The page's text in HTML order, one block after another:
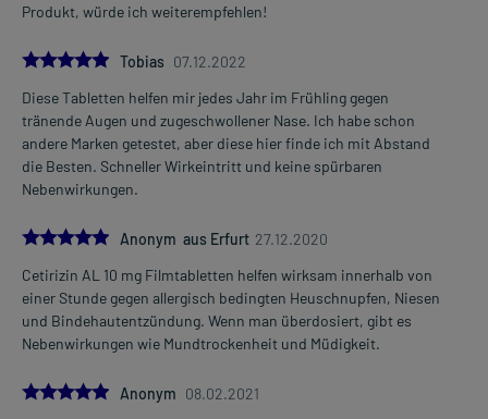
Art der Anwendung?
Wasser) ein.
Dauer der Anwendung?
Die Anwendungsdauer richtet sich nach der Art der Beschwerden
und/oder dem Verlauf der Erkrankung. Fragen Sie dazu im
Zweifelsfalle Ihren Arzt oder Apotheker.
Bei einer Überdosierung kann es unter anderem zu Durchfall,
Schwindel, Schläfrigkeit und erhöhter Herzfrequenz kommen.
Setzen Sie sich bei dem Verdacht auf eine Überdosierung
umgehend mit einem Arzt in Verbindung.
Einnahme vergessen?
Setzen Sie die Einnahme zum nächsten vorgeschriebenen
Zeitpunkt ganz normal (also nicht mit der doppelten Menge) fort.
Produkt, würde ich weiterempfehlen!
5.0
Tobias 07.12.2022
Diese Tabletten helfen mir jedes Jahr im Frühling gegen
tränende Augen und zugeschwollener Nase. Ich habe schon
andere Marken getestet, aber diese hier finde ich mit Abstand
die Besten. Schneller Wirkeintritt und keine spürbaren
Nebenwirkungen.
5.0Anonym aus Erfurt 27.12.2020
Cetirizin AL 10 mg Filmtabletten helfen wirksam innerhalb von
einer Stunde gegen allergisch bedingten Heuschnupfen, Niesen
und Bindehautentzündung. Wenn man überdosiert, gibt es
Nebenwirkungen wie Mundtrockenheit und Müdigkeit.
5.0Anonym 08.02.2021